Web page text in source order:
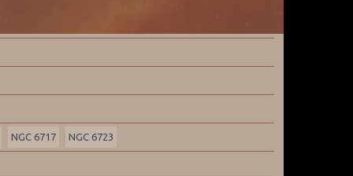
NGC 6717 NGC 6723